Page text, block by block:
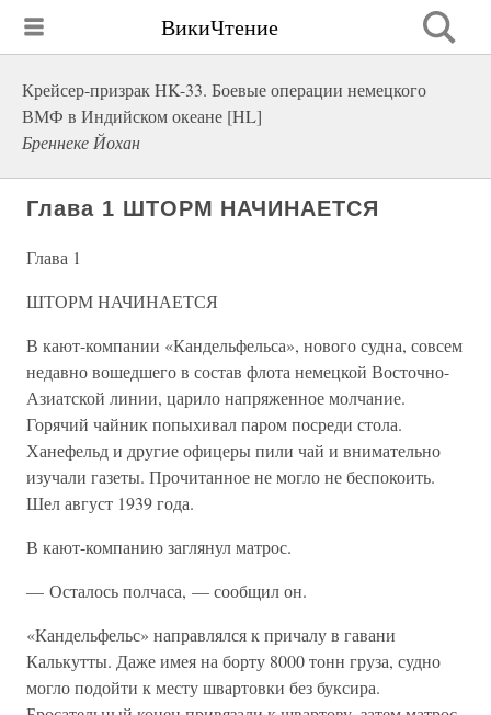
ВикиЧтение
Крейсер-призрак HK-33. Боевые операции немецкого
ВМФ в Индийском океане [HL]
Бреннеке Йохан
Глава 1 ШТОРМ НАЧИНАЕТСЯ
Глава 1
ШТОРМ НАЧИНАЕТСЯ
В кают-компании «Кандельфельса», нового судна, совсем
недавно вошедшего в состав флота немецкой Восточно-
Азиатской линии, царило напряженное молчание.
Горячий чайник попыхивал паром посреди стола.
Ханефельд и другие офицеры пили чай и внимательно
изучали газеты. Прочитанное не могло не беспокоить.
Шел август 1939 года.
В кают-компанию заглянул матрос.
— Осталось полчаса, — сообщил он.
«Кандельфельс» направлялся к причалу в гавани
Калькутты. Даже имея на борту 8000 тонн груза, судно
могло подойти к месту швартовки без буксира.